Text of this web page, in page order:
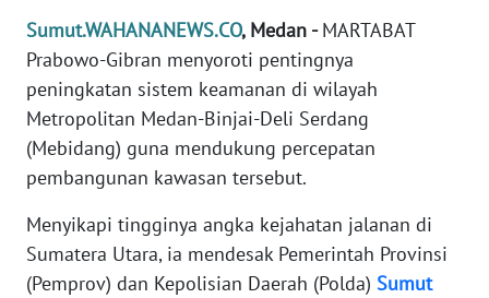
Sumut.WAHANANEWS.CO, Medan -MARTABAT
Prabowo-Gibran menyoroti pentingnya
peningkatan sistem keamanan di wilayah
Metropolitan Medan-Binjai-Deli Serdang
(Mebidang) guna mendukung percepatan
pembangunan kawasan tersebut.
Menyikapi tingginya angka kejahatan jalanan di
Sumatera Utara, ia mendesak Pemerintah Provinsi
(Pemprov) dan Kepolisian Daerah (Polda) Sumut
REDAKSI
KARIR
DISCLAIMER
Wahana
News
Regional